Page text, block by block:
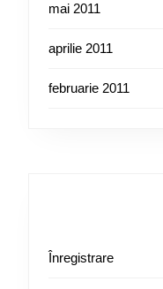
mai 2011
aprilie 2011
februarie 2011
Înregistrare